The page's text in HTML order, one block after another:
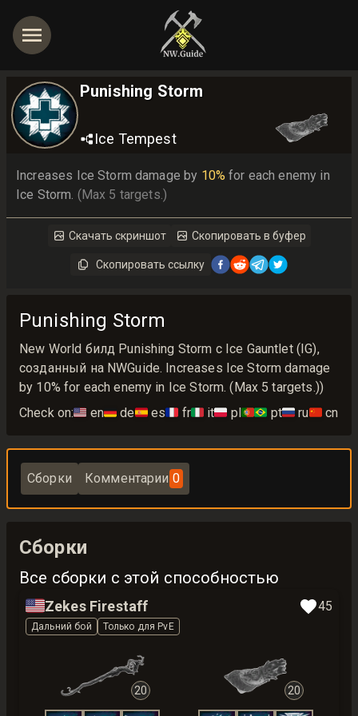
Punishing Storm
Ice Tempest
Increases Ice Storm damage by 10% for each enemy in
Ice Storm. (Max 5 targets.)
Скачать скриншот Скопировать в буфер
Скопировать ссылку
Punishing Storm
New World билд Punishing Storm с Ice Gauntlet (IG),
созданный на NWGuide. Increases Ice Storm damage
by 10% for each enemy in Ice Storm. (Max 5 targets.))
Check on:🇺🇸 en🇩🇪 de🇪🇸 es🇫🇷 fr🇮🇹 it🇵🇱 pl🇵🇹🇧🇷 pt🇷🇺 ru🇨🇳 cn
Сборки Комментарии 0
Сборки
Все сборки с этой способностью
🇺🇸Zekes Firestaff 45
Дальний бой Только для PvE
20 20